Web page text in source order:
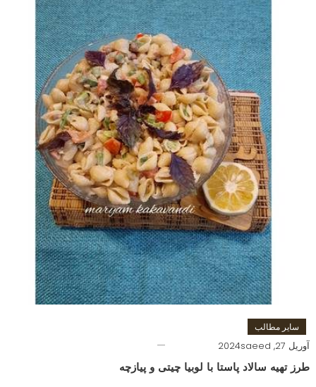
سایر مطالب
آوریل 27, 2024 saeed
طرز تهیه سالاد پاستا با لوبیا چیتی و پیازچه